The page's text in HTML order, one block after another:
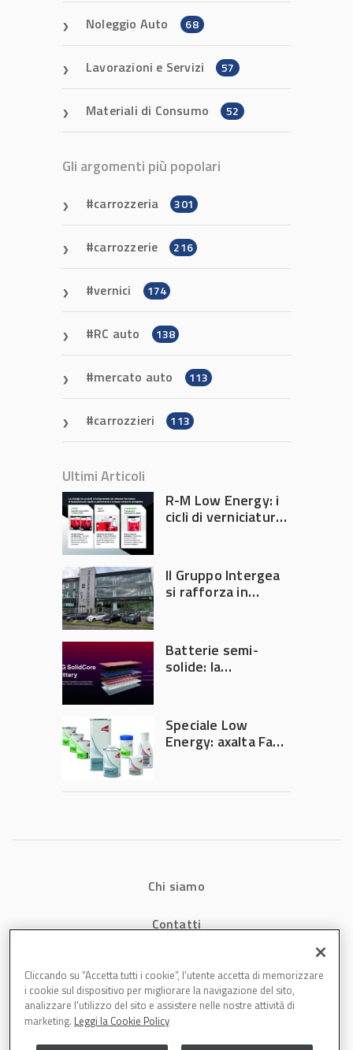
Noleggio Auto 68
Lavorazioni e Servizi 57
Materiali di Consumo 52
Gli argomenti più popolari
carrozzeria 301
carrozzerie 216
vernici 174
RC auto 138
mercato auto 113
carrozzieri 113
Ultimi Articoli
R-M Low Energy: i
cicli di verniciatura
tempi e costi in
carrozzeria
Il Gruppo Intergea
si rafforza in
Batterie semi-
solide: la
accelerare la
rivoluzione
dell’auto elettrica
Speciale Low
Energy: axalta Fast
riduce consumi
produttività in
Chi siamo
Contatti
Cookies
Cliccando su “Accetta tutti i cookie”, l'utente accetta di memorizzare
i cookie sul dispositivo per migliorare la navigazione del sito,
analizzare l'utilizzo del sito e assistere nelle nostre attività di
marketing. Leggi la Cookie Policy